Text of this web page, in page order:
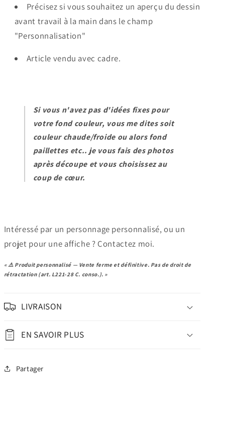
Précisez si vous souhaitez un aperçu du dessin
avant travail à la main dans le champ
"Personnalisation"
Article vendu avec cadre.
Si vous n'avez pas d'idées fixes pour
votre fond couleur, vous me dites soit
couleur chaude/froide ou alors fond
paillettes etc.. je vous fais des photos
après découpe et vous choisissez au
coup de cœur.
Intéressé par un personnage personnalisé, ou un
projet pour une affiche ? Contactez moi.
« ⚠️ Produit personnalisé — Vente ferme et définitive. Pas de droit de
rétractation (art. L221-28 C. conso.). »
LIVRAISON
EN SAVOIR PLUS
Partager